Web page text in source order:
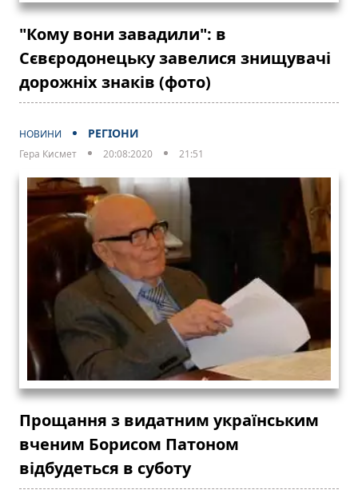
"Кому вони завадили": в
Сєвєродонецьку завелися знищувачі
дорожніх знаків (фото)
НОВИНИ РЕГІОНИ
Гера Кисмет 20:08:2020 21:51
Прощання з видатним українським
вченим Борисом Патоном
відбудеться в суботу